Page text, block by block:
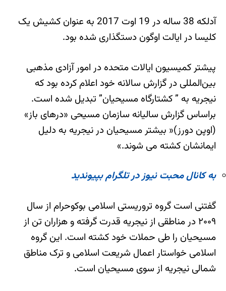
آدلکه 38 ساله در 19 اوت 2017 به عنوان کشیش یک
کلیسا در ایالت اوگون دستگذاری شده بود.
پیشتر کمیسیون ایالات متحده در امور آزادی مذهبی
بین‌المللی در گزارش سالانه خود اعلام کرده بود که
نیجریه به ” کشتارگاه مسیحیان” تبدیل شده است.
براساس گزارش سالیانه سازمان مسیحی «درهای باز»
(اوپن دورز)« بیشتر مسیحیان در نیجریه به دلیل
ایمانشان کشته می شوند.»
به کانال محبت نیوز در تلگرام بپیوندید
گفتنی است گروه تروریستی اسلامی بوکوحرام از سال
۲۰۰۹ در مناطقی از نیجریه قدرت گرفته و هزاران تن از
مسیحیان را طی حملات خود کشته‌ است. این گروه
اسلامی خواستار اعمال شریعت اسلامی و ترک مناطق
شمالی نیجریه از سوی مسیحیان است.